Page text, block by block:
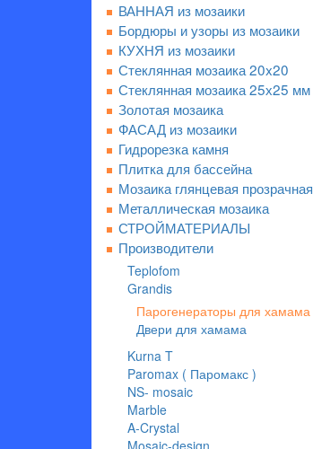
ВАННАЯ из мозаики
Бордюры и узоры из мозаики
КУХНЯ из мозаики
Стеклянная мозаика 20x20
Стеклянная мозаика 25х25 мм
Золотая мозаика
ФАСАД из мозаики
Гидрорезка камня
Плитка для бассейна
Мозаика глянцевая прозрачная
Металлическая мозаика
СТРОЙМАТЕРИАЛЫ
Производители
Teplofom
Grandis
Парогенераторы для хамама
Двери для хамама
Kurna T
Paromax ( Паромакс )
NS- mosaic
Marble
A-Crystal
Mosaic-design